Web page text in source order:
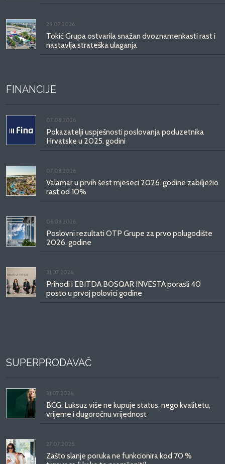
29.07.2026.
Tokić Grupa ostvarila snažan dvoznamenkasti rast i
nastavlja strateška ulaganja
FINANCIJE
07.08.2026.
Pokazatelji uspješnosti poslovanja poduzetnika
Hrvatske u 2025. godini
07.08.2026.
Valamar u prvih šest mjeseci 2026. godine zabilježio
rast od 10%
06.08.2026.
Poslovni rezultati OTP Grupe za prvo polugodište
2026. godine
31.07.2026.
Prihodi i EBITDA BOSQAR INVESTA porasli 40
posto u prvoj polovici godine
SUPERPRODAVAČ
31.07.2026.
BCG: Luksuz više ne kupuje status, nego kvalitetu,
vrijeme i dugoročnu vrijednost
27.07.2026.
Zašto slanje poruka ne funkcionira kod 70 %